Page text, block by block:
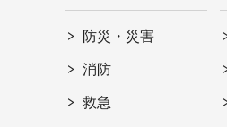
防災・災害
消防
救急